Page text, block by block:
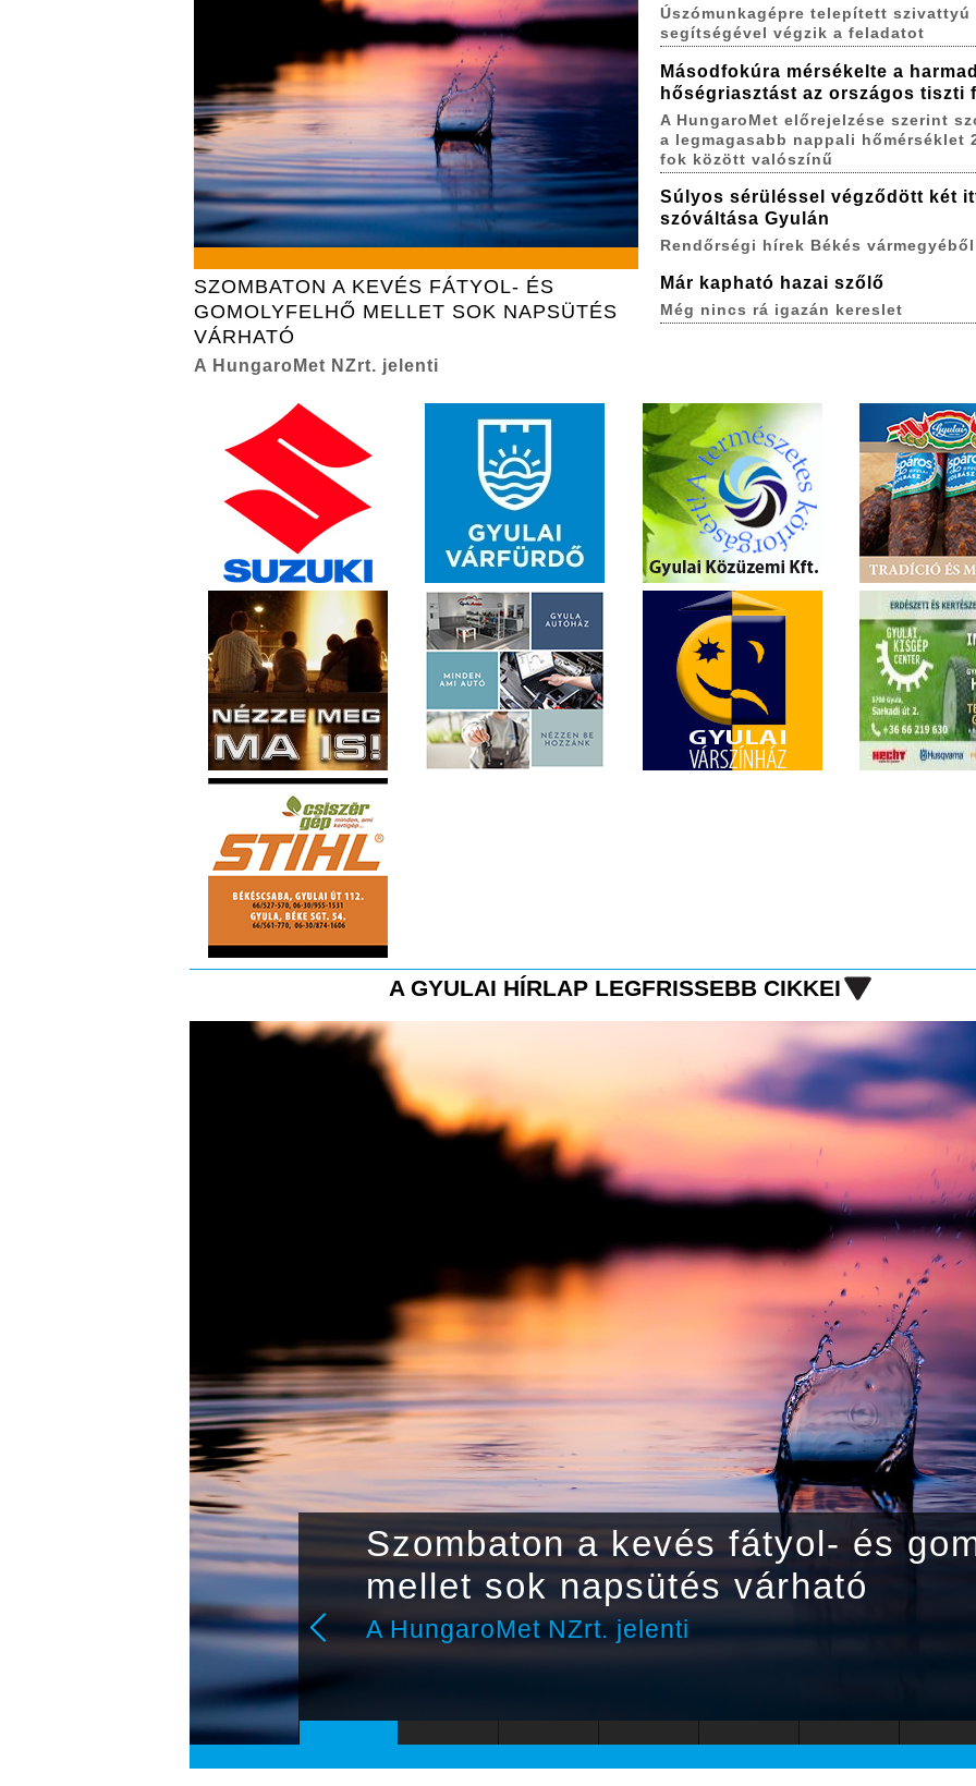
SZOMBATON A KEVÉS FÁTYOL- ÉS
GOMOLYFELHŐ MELLET SOK NAPSÜTÉS
VÁRHATÓ
A HungaroMet NZrt. jelenti
Úszómunkagépre telepített szivattyú
segítségével végzik a feladatot
Másodfokúra mérsékelte a
hőségriasztást az országos tiszti
A HungaroMet előrejelzése szerint
a legmagasabb nappali hőmérséklet
fok között valószínű
Súlyos sérüléssel végződött két
szóváltása Gyulán
Rendőrségi hírek Békés vármegyéből
Már kapható hazai szőlő
Még nincs rá igazán kereslet
A GYULAI HÍRLAP LEGFRISSEBB CIKKEI
Szombaton a kevés fátyol- és
mellet sok napsütés várható
A HungaroMet NZrt. jelenti